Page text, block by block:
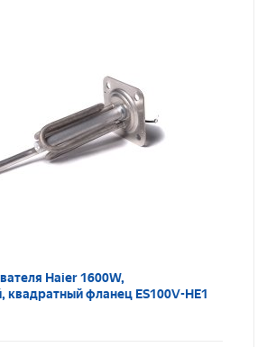
Haier 1600W,
фланец ES100V-HE1